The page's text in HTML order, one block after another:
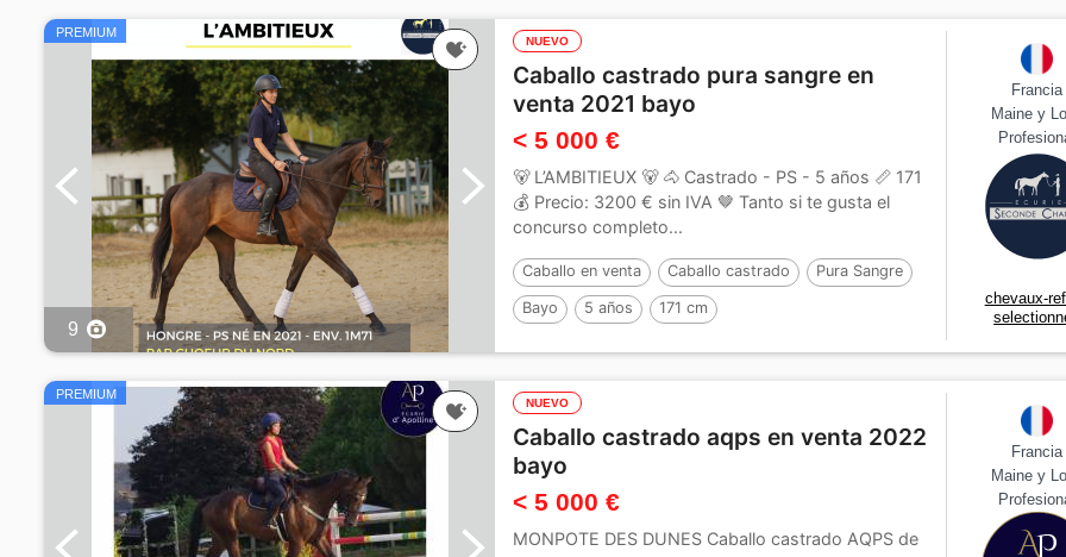
PREMIUM
9
NUEVO
Caballo castrado pura sangre en
venta 2021 bayo
< 5 000 €
🐻 L’AMBITIEUX 🐻 🐴 Castrado - PS - 5 años 📏 171
💰 Precio: 3200 € sin IVA 🤎 Tanto si te gusta el
concurso completo...
Caballo en venta Caballo castrado Pura Sangre
Bayo 5 años 171 cm
Francia
Maine y
chevaux-
PREMIUM
NUEVO
Caballo castrado aqps en venta 2022
bayo
< 5 000 €
MONPOTE DES DUNES Caballo castrado AQPS de
Francia
Maine y